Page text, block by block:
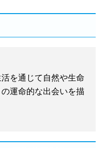
を通じて自然や生命
運命的な出会いを描